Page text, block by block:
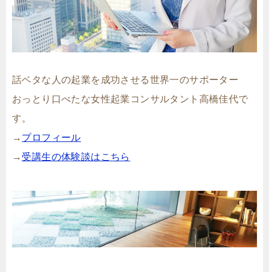
話ベタな人の起業を成功させる世界一のサポーター
おっとり口べたな女性起業コンサルタント高橋佳代で
す。
→ プロフィール
→ 受講生の体験談はこちら